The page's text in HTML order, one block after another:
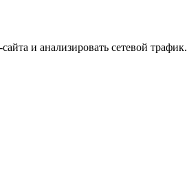
и анализировать сетевой трафик.